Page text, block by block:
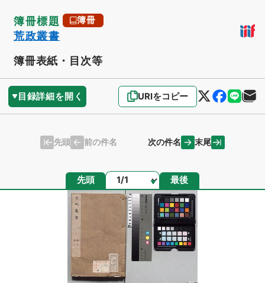
簿冊標題 簿冊
荒政叢書
簿冊表紙・目次等
目録詳細を開く URIをコピー
先頭 前の件名 次の件名 末尾
先頭 ページ 最後